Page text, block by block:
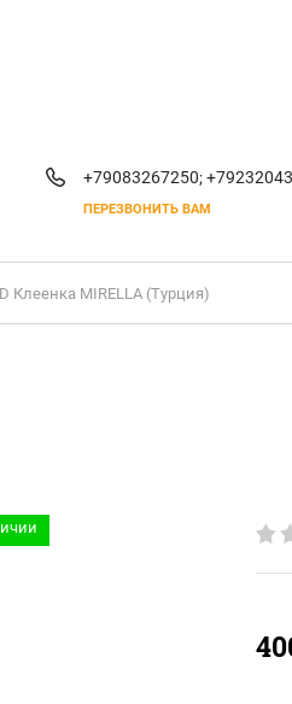
+79083267250;
ПЕРЕЗВОНИТЬ ВАМ
Клеенка MIRELLA (Турция)